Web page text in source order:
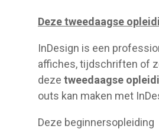
Deze tweedaagse
InDesign is een
affiches, tijdschriften of
deze tweedaagse
outs kan maken met
Deze beginnersopleiding